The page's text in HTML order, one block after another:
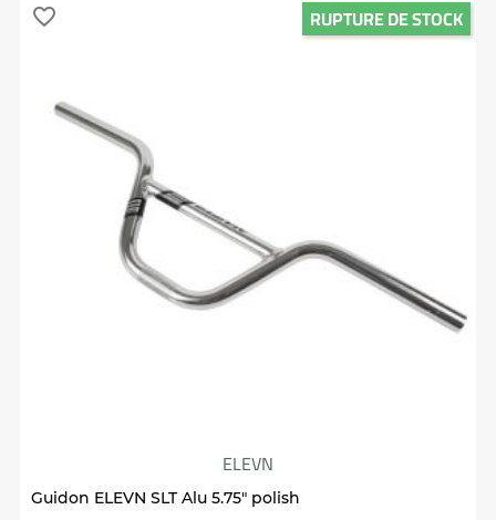
ELEVN
Guidon ELEVN SLT Alu 5.75" polish
RUPTURE DE STOCK
favorite_border